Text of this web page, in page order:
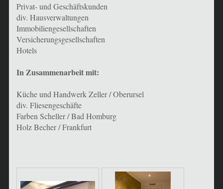
Privat- und Geschäftskunden
div. Hausverwaltungen
Immobiliengesellschaften
Versicherungsgesellschaften
Hotels
In Zusammenarbeit mit:
Küche und Handwerk Zeller / Oberursel
div. Fliesengeschäfte
Farben Scheller / Bad Homburg
Holz Becher / Frankfurt